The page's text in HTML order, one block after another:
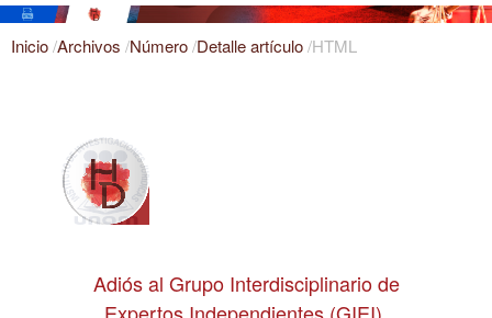
Inicio/Archivos /Número/Detalle artículo/HTML